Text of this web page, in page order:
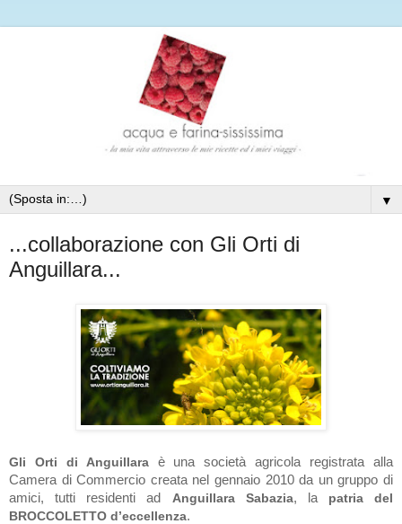
▼
...collaborazione con Gli Orti di
Anguillara...
Gli Orti di Anguillaraè una società agricola registrata alla
Camera di Commercio creata nel gennaio 2010 da un gruppo di
amici, tutti residenti ad
Anguillara Sabazia, la
patria del
BROCCOLETTO d’eccellenza.